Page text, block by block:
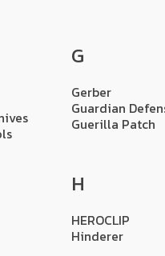
G
Gerber
Guardian
Guerilla Patch
H
HEROCLIP
Hinderer